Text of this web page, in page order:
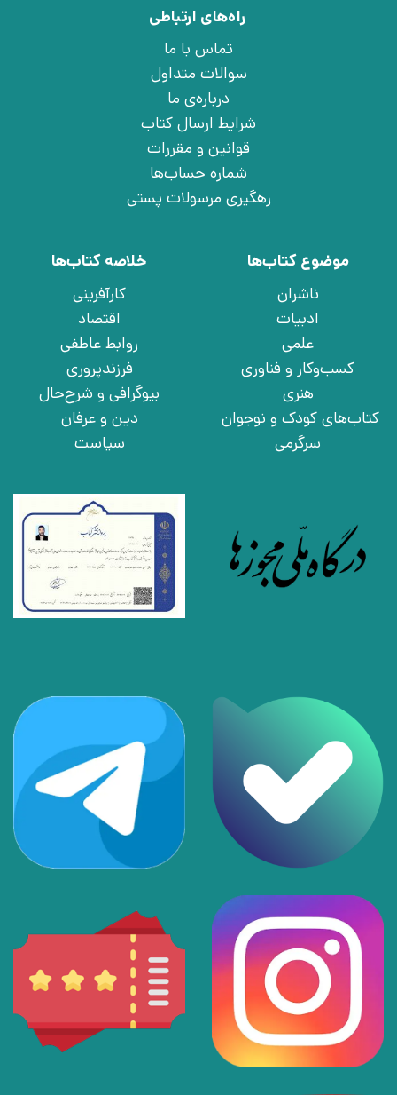
راه‌های ارتباطی
تماس با ما
سوالات متداول
درباره‌ی ما
شرایط ارسال کتاب
قوانین و مقررات
شماره حساب‌ها
رهگیری مرسولات پستی
موضوع کتاب‌ها
ناشران
ادبیات
علمی
کسب‌وکار و فناوری
هنری
کتاب‌های کودک و نوجوان
سرگرمی
خلاصه کتاب‌ها
کارآفرینی
اقتصاد
روابط عاطفی
فرزندپروری
بیوگرافی و شرح‌حال
دین و عرفان
سیاست